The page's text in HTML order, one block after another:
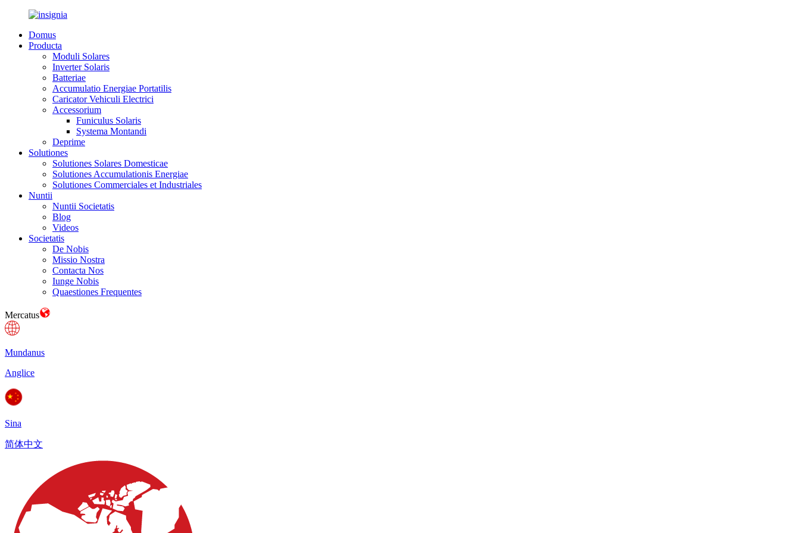
Domus
Producta
Moduli Solares
Inverter Solaris
Batteriae
Accumulatio Energiae Portatilis
Caricator Vehiculi Electrici
Accessorium
Funiculus Solaris
Systema Montandi
Deprime
Solutiones
Solutiones Solares Domesticae
Solutiones Accumulationis Energiae
Solutiones Commerciales et Industriales
Nuntii
Nuntii Societatis
Blog
Videos
Societatis
De Nobis
Missio Nostra
Contacta Nos
Iunge Nobis
Quaestiones Frequentes
Mercatus
Mundanus
Anglice
Sina
简体中文